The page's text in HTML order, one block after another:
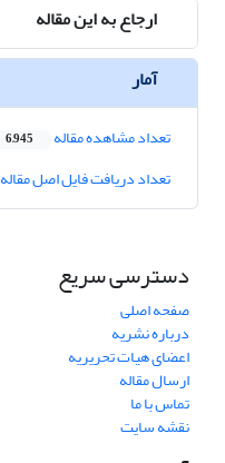
ارجاع به این مقاله
آمار
تعداد مشاهده مقاله 6,945
تعداد دریافت فایل اصل مقاله
دسترسی سریع
صفحه اصلی
درباره نشریه
اعضای هیات تحریریه
ارسال مقاله
تماس با ما
نقشه سایت